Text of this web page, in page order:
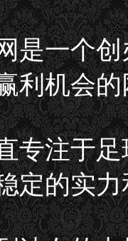
是一个
利机会
专注于
定的实